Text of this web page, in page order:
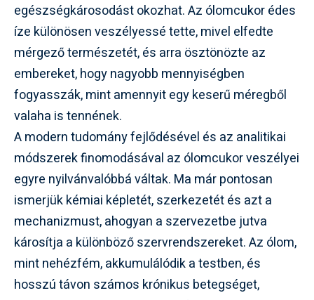
egészségkárosodást okozhat. Az ólomcukor édes
íze különösen veszélyessé tette, mivel elfedte
mérgező természetét, és arra ösztönözte az
embereket, hogy nagyobb mennyiségben
fogyasszák, mint amennyit egy keserű méregből
valaha is tennének.
A modern tudomány fejlődésével és az analitikai
módszerek finomodásával az ólomcukor veszélyei
egyre nyilvánvalóbbá váltak. Ma már pontosan
ismerjük kémiai képletét, szerkezetét és azt a
mechanizmust, ahogyan a szervezetbe jutva
károsítja a különböző szervrendszereket. Az ólom,
mint nehézfém, akkumulálódik a testben, és
hosszú távon számos krónikus betegséget,